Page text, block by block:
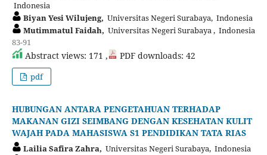
Indonesia
Biyan Yesi Wilujeng, Universitas Negeri Surabaya, Indonesia
Mutimmatul Faidah, Universitas Negeri Surabaya , Indonesia
83-91
Abstract views: 171 , PDF downloads: 42
pdf
HUBUNGAN ANTARA PENGETAHUAN TERHADAP
MAKANAN GIZI SEIMBANG DENGAN KESEHATAN KULIT
WAJAH PADA MAHASISWA S1 PENDIDIKAN TATA RIAS
Lailia Safira Zahra, Universitas Negeri Surabaya, Indonesia